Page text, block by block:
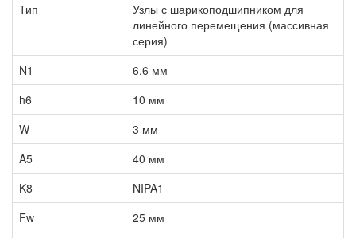
Тип
Узлы с шарикоподшипником для
линейного перемещения (массивная
серия)
N1
6,6 мм
h6
10 мм
W
3 мм
A5
40 мм
K8
NIPA1
Fw
25 мм